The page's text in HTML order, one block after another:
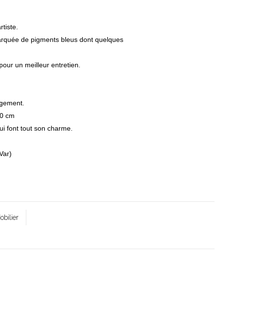
de pigments bleus dont quelques
un meilleur entretien.
cm
font tout son charme.